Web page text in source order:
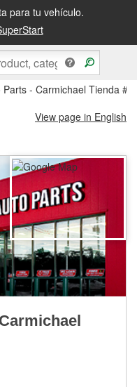
para tu vehículo.
o recógela en la tienda
Parts - Carmichael Tienda
View page in English